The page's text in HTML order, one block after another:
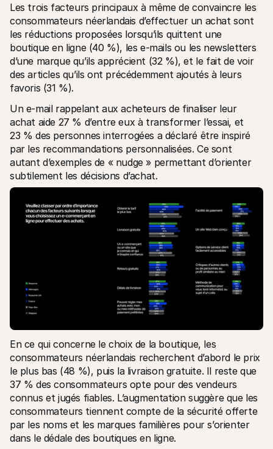
Les trois facteurs principaux à même de convaincre les
consommateurs néerlandais d’effectuer un achat sont
les réductions proposées lorsqu’ils quittent une
boutique en ligne (40 %), les e-mails ou les newsletters
d’une marque qu’ils apprécient (32 %), et le fait de voir
des articles qu’ils ont précédemment ajoutés à leurs
favoris (31 %).
Un e-mail rappelant aux acheteurs de finaliser leur
achat aide 27 % d’entre eux à transformer l’essai, et
23 % des personnes interrogées a déclaré être inspiré
par les recommandations personnalisées. Ce sont
autant d’exemples de « nudge » permettant d’orienter
subtilement les décisions d’achat.
En ce qui concerne le choix de la boutique, les
consommateurs néerlandais recherchent d’abord le prix
le plus bas (48 %), puis la livraison gratuite. Il reste que
37 % des consommateurs opte pour des vendeurs
connus et jugés fiables. L’augmentation suggère que les
consommateurs tiennent compte de la sécurité offerte
par les noms et les marques familières pour s’orienter
dans le dédale des boutiques en ligne.